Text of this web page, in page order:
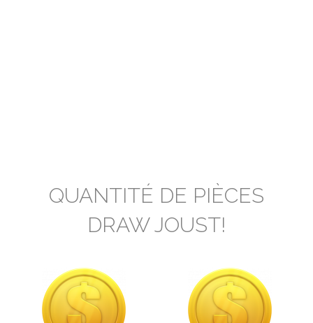
QUANTITÉ DE PIÈCES
DRAW JOUST!